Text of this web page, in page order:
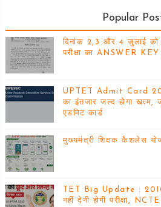
Popular
दिनांक 2,3 और 4 जुलाई
परीक्षा का ANSWER
UPTET Admit Card
का इंतजार जल्द होगा खत्म,
एडमिट कार्ड
मुख्यमंत्री शिक्षक कैशलेस
TET Big Update :
नहीं देनी होगी परीक्षा,